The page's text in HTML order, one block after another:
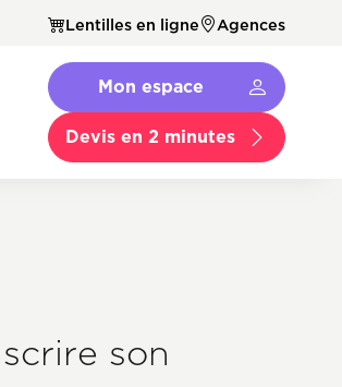
Lentilles en ligne Agences
Navbar
Menu
Secondaire
Mon espace
Devis en 2 minutes
son